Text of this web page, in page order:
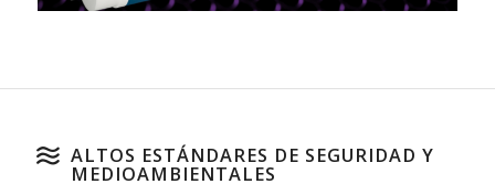
ALTOS ESTÁNDARES DE SEGURIDAD Y
MEDIOAMBIENTALES